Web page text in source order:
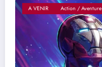
A VENIR Action / Aventure